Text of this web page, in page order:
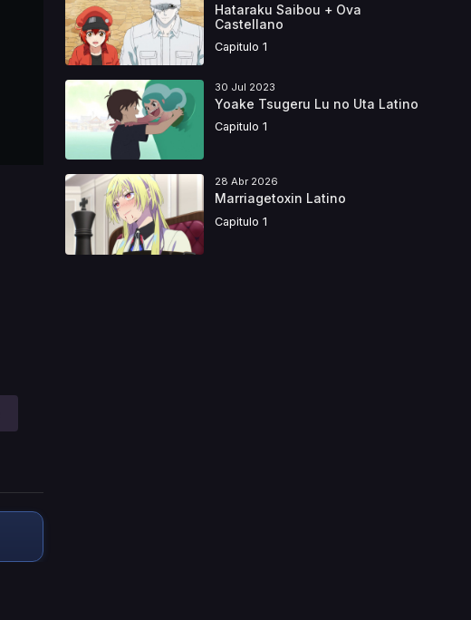
Hataraku Saibou + Ova
Castellano
Capitulo 1
30 Jul 2023
Yoake Tsugeru Lu no Uta Latino
Capitulo 1
28 Abr 2026
Marriagetoxin Latino
Capitulo 1